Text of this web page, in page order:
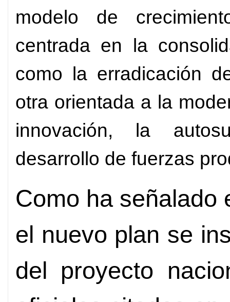
modelo de
centrada en la
como la erradicación
otra orientada a la
innovación, la
desarrollo de fuerzas
Como ha señalado
el nuevo plan se
del proyecto